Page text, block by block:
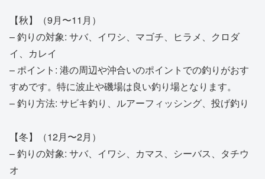
【秋】（9月〜11月）
– 釣りの対象: サバ、イワシ、マゴチ、ヒラメ、クロダ
イ、カレイ
– ポイント: 港の周辺や沖合いのポイントでの釣りがおす
すめです。特に波止や磯場は良い釣り場となります。
– 釣り方法: サビキ釣り、ルアーフィッシング、投げ釣り
【冬】（12月〜2月）
– 釣りの対象: サバ、イワシ、カマス、シーバス、タチウ
オ